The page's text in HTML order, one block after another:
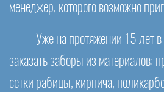
менеджер, которого возможно
Уже на протяжении 15 лет
заказать заборы из материалов:
сетки рабицы, кирпича,